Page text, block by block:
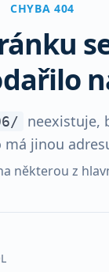
CHYBA 404
neexistuje,
má jinou
některou z